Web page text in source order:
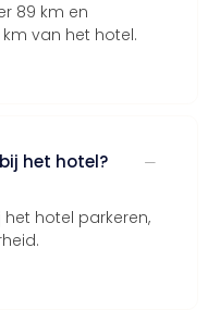
89 km en
van het hotel.
het hotel?
hotel parkeren,